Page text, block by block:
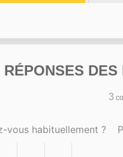
RÉPONSES
3
vous habituellement ?